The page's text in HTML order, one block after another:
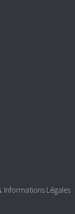
Informations Légales